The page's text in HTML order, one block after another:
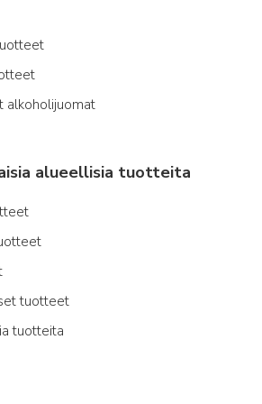
alkoholijuomat
alueellisia tuotteita
tuotteet
tuotteita